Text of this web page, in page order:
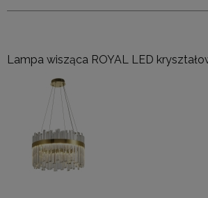
Lampa wisząca ROYAL LED